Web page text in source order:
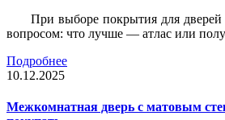
При выборе покрытия для дверей
вопросом: что лучше — атлас или
Подробнее
10.12.2025
Межкомнатная дверь с матовым